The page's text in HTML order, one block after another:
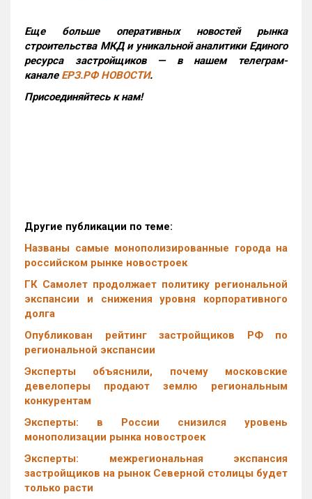
Еще больше оперативных новостей рынка
строительства МКД и уникальной аналитики Единого
ресурса застройщиков — в нашем телеграм-
канале ЕРЗ.РФ НОВОСТИ.
Присоединяйтесь к нам!
Другие публикации по теме:
Названы самые монополизированные города на
российском рынке новостроек
ГК Самолет продолжает политику региональной
экспансии и снижения уровня корпоративного
долга
Опубликован рейтинг застройщиков РФ по
региональной экспансии
Эксперты объяснили, почему московские
девелоперы продают землю региональным
конкурентам
Эксперты: в России снизился уровень
монополизации рынка новостроек
Эксперты: межрегиональная экспансия
застройщиков на рынок Северной столицы будет
только расти